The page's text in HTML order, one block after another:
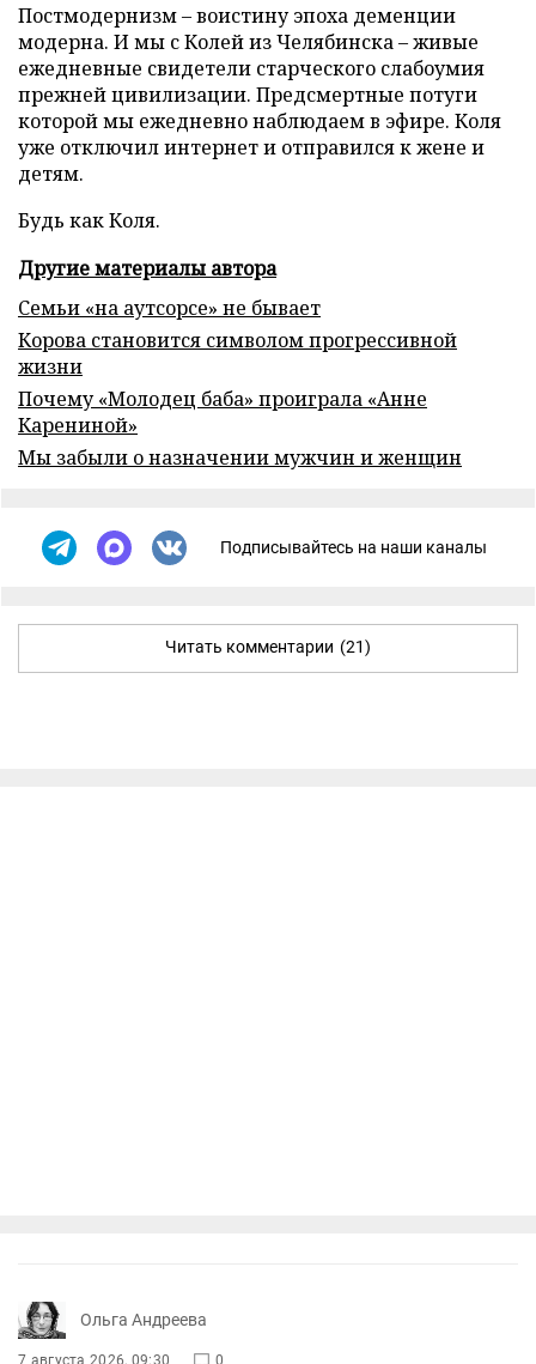
Постмодернизм – воистину эпоха деменции
модерна. И мы с Колей из Челябинска – живые
ежедневные свидетели старческого слабоумия
прежней цивилизации. Предсмертные потуги
которой мы ежедневно наблюдаем в эфире. Коля
уже отключил интернет и отправился к жене и
детям.
Будь как Коля.
Другие материалы автора
Семьи «на аутсорсе» не бывает
Корова становится символом прогрессивной
жизни
Почему «Молодец баба» проиграла «Анне
Карениной»
Мы забыли о назначении мужчин и женщин
Подписывайтесь на наши каналы
Читать комментарии (21)
Ольга Андреева
7 августа 2026, 09:30 0